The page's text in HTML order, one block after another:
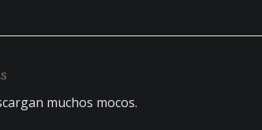
muchos mocos.